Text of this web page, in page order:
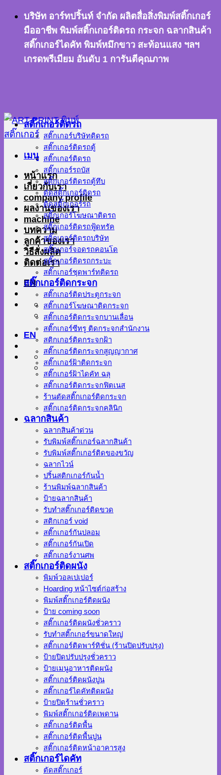
ข้าม
เนื้อหา
บริษัท อาร์ทปริ้นท์ จำกัด ผลิตสื่อสิ่งพิมพ์สติ๊กเกอร์
มืออาชีพ พิมพ์สติ๊กเกอร์ติดรถ กระจก ฉลากสินค้า
สติ๊กเกอร์ไดคัท พิมพ์หมึกขาว สะท้อนแสง ฯลฯ
เกรดพรีเมียม อันดับ 1 การันตีคุณภาพ
เมนู
หน้าแรก
เกี่ยวกับเรา
company profile
ผลงานของเรา
machine
บทความ
ลูกค้าของเรา
วิธีสั่งผลิต
ติดต่อเรา
EN
EN
สติ๊กเกอร์ติดรถ
สติ๊กเกอร์บริษัทติดรถ
สติ๊กเกอร์ติดรถตู้
สติ๊กเกอร์ติดรถ
สติ๊กเกอร์รถบัส
สติ๊กเกอร์ติดรถตู้ทึบ
ตัดสติ๊กเกอร์ติดรถ
ติดสติ๊กเกอร์รถ
สติ๊กเกอร์โฆษณาติดรถ
สติ๊กเกอร์ติดรถฟู้ดทรัค
สติ๊กเกอร์ติดรถบริษัท
สติ๊กเกอร์จอดรถคอนโด
สติ๊กเกอร์ติดรถกระบะ
สติ๊กเกอร์ชุดพาร์ทติดรถ
สติ๊กเกอร์ติดกระจก
สติ๊กเกอร์ติดประตูกระจก
สติ๊กเกอร์โฆษณาติดกระจก
สติ๊กเกอร์ติดกระจกบานเลื่อน
สติ๊กเกอร์ซีทรู ติดกระจกสำนักงาน
สติกเกอร์ติดกระจกฝ้า
สติ๊กเกอร์ติดกระจกสูญญากาศ
สติ๊กเกอร์ฝ้าติดกระจก
สติ๊กเกอร์ฝ้าไดคัท ฉลุ
สติ๊กเกอร์ติดกระจกฟิตเนส
ร้านตัดสติ๊กเกอร์ติดกระจก
สติ๊กเกอร์ติดกระจกคลินิก
ฉลากสินค้า
ฉลากสินค้าด่วน
รับพิมพ์สติ๊กเกอร์ฉลากสินค้า
รับพิมพ์สติ๊กเกอร์ติดของขวัญ
ฉลากไวน์
ปริ้นสติกเกอร์กันน้ำ
ร้านพิมพ์ฉลากสินค้า
ป้ายฉลากสินค้า
รับทำสติ๊กเกอร์ติดขวด
สติกเกอร์ void
สติ๊กเกอร์กันปลอม
สติ๊กเกอร์กันเปิด
สติ๊กเกอร์งานศพ
สติ๊กเกอร์ติดผนัง
พิมพ์วอลเปเปอร์
Hoarding หน้าไซต์ก่อสร้าง
พิมพ์สติ๊กเกอร์ติดผนัง
ป้าย coming soon
สติ๊กเกอร์ติดผนังชั่วคราว
รับทำสติ๊กเกอร์ขนาดใหญ่
สติ๊กเกอร์ติดพาร์ทิชั่น (ร้านปิดปรับปรุง)
ป้ายปิดปรับปรุงชั่วคราว
ป้ายเมนูอาหารติดผนัง
สติ๊กเกอร์ติดผนังปูน
สติ๊กเกอร์ไดคัทติดผนัง
ป้ายปิดร้านชั่วคราว
พิมพ์สติ๊กเกอร์ติดเพดาน
สติ๊กเกอร์ติดพื้น
สติ๊กเกอร์ติดพื้นปูน
สติ๊กเกอร์ติดหน้าอาคารสูง
สติ๊กเกอร์ไดคัท
ตัดสติ๊กเกอร์